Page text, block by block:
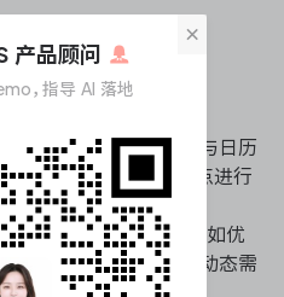
心能力 ：
支持列表、看板、甘特图与日历
的流转状态与时间节点进行
追踪进度瓶颈。
：通过添加自定义字段（如优
高级筛选，可快速构建动态需
据的可视化聚合。
×
产品顾问
，指导 AI 落地